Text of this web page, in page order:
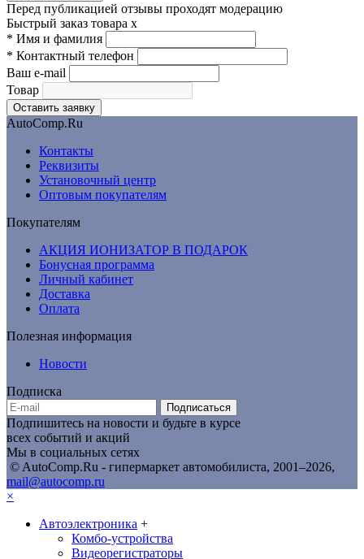
Перед публикацией отзывы проходят модерацию
Быстрый заказ товара x
* Имя и фамилия
* Контактный телефон
Ваш e-mail
Товар
AutoComp.Ru
Контакты
Реквизиты
Установочный центр
Оптовым покупателям
Покупателям
АКЦИЯ ИОНИЗАТОР В ПОДАРОК
Бонусная программа
Личный кабинет
Доставка
Оплата
Полезная информация
Новости
Подписка
Подписаться
Подпишитесь на новости и будьте в курсе
всех событий и акций
Мы в социальных сетях
© AutoComp.Ru - гипермаркет автомобилиста, 2001–2026,
mail@autocomp.ru
×
Автоэлектроника +
Комбо-устройства
Видеорегистраторы